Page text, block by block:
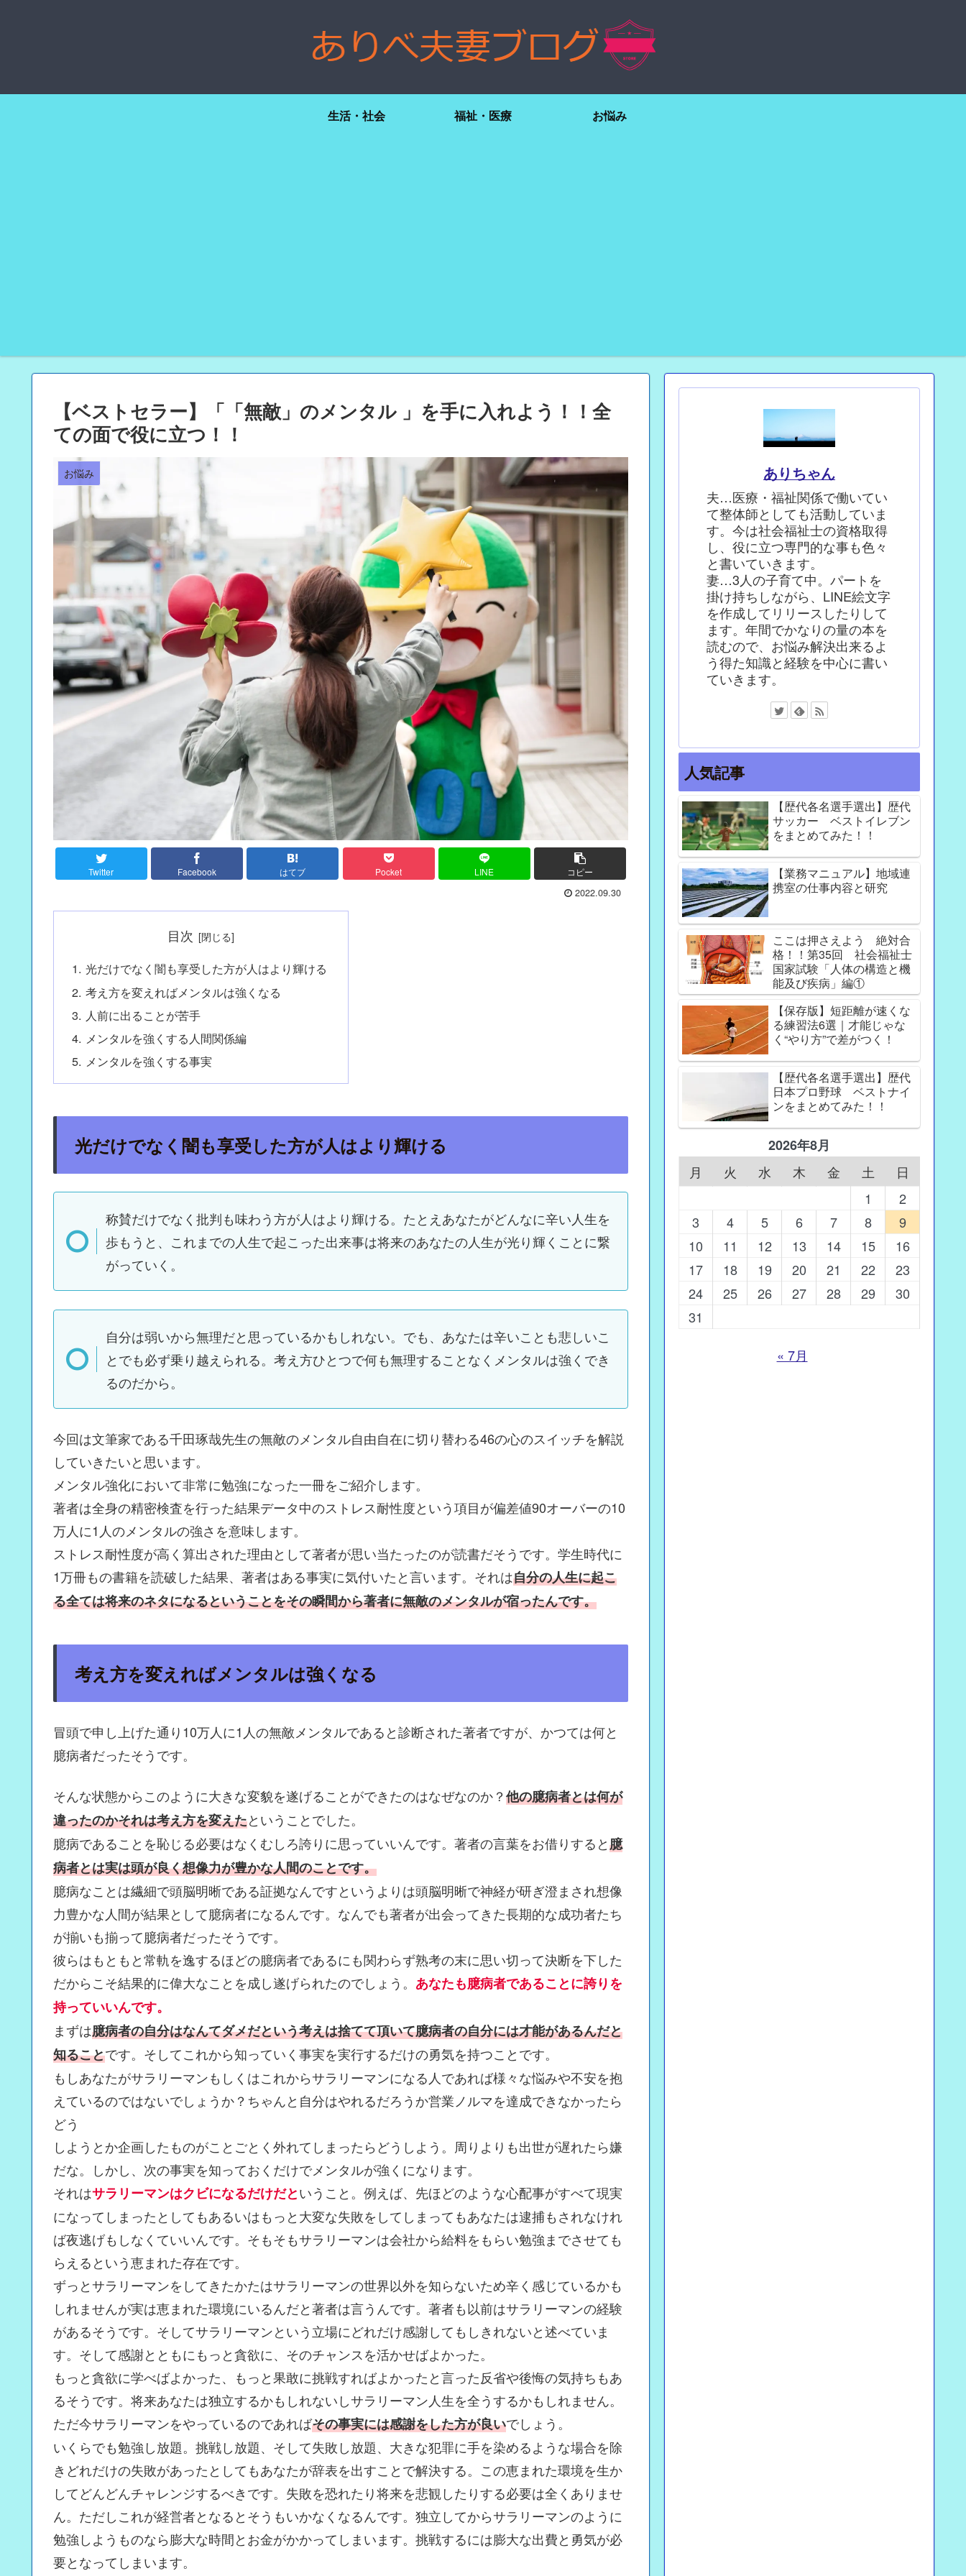
生活・社会 福祉・医療 お悩み
【ベストセラー】「「無敵」のメンタル 」を手に入れよう！！全
ての面で役に立つ！！
お悩み
Twitter Facebook はてブ Pocket LINE コピー
2022.09.30
目次
光だけでなく闇も享受した方が人はより輝ける
考え方を変えればメンタルは強くなる
人前に出ることが苦手
メンタルを強くする人間関係編
メンタルを強くする事実
光だけでなく闇も享受した方が人はより輝ける
称賛だけでなく批判も味わう方が人はより輝ける。たとえあなたがどんなに辛い人生を
歩もうと、これまでの人生で起こった出来事は将来のあなたの人生が光り輝くことに繋
がっていく。
自分は弱いから無理だと思っているかもしれない。でも、あなたは辛いことも悲しいこ
とでも必ず乗り越えられる。考え方ひとつで何も無理することなくメンタルは強くでき
るのだから。
今回は文筆家である千田琢哉先生の無敵のメンタル自由自在に切り替わる46の心のスイッチを解説
していきたいと思います。
メンタル強化において非常に勉強になった一冊をご紹介します。
著者は全身の精密検査を行った結果データ中のストレス耐性度という項目が偏差値90オーバーの10
万人に1人のメンタルの強さを意味します。
ストレス耐性度が高く算出された理由として著者が思い当たったのが読書だそうです。学生時代に
1万冊もの書籍を読破した結果、著者はある事実に気付いたと言います。それは自分の人生に起こ
る全ては将来のネタになるということをその瞬間から著者に無敵のメンタルが宿ったんです。
考え方を変えればメンタルは強くなる
冒頭で申し上げた通り10万人に1人の無敵メンタルであると診断された著者ですが、かつては何と
臆病者だったそうです。
そんな状態からこのように大きな変貌を遂げることができたのはなぜなのか？他の臆病者とは何が
違ったのかそれは考え方を変えたということでした。
臆病であることを恥じる必要はなくむしろ誇りに思っていいんです。著者の言葉をお借りすると臆
病者とは実は頭が良く想像力が豊かな人間のことです。
臆病なことは繊細で頭脳明晰である証拠なんですというよりは頭脳明晰で神経が研ぎ澄まされ想像
力豊かな人間が結果として臆病者になるんです。なんでも著者が出会ってきた長期的な成功者たち
が揃いも揃って臆病者だったそうです。
彼らはもともと常軌を逸するほどの臆病者であるにも関わらず熟考の末に思い切って決断を下した
だからこそ結果的に偉大なことを成し遂げられたのでしょう。 あなたも臆病者であることに誇りを
持っていいんです。
まずは臆病者の自分はなんてダメだという考えは捨てて頂いて臆病者の自分には才能があるんだと
知ることです。そしてこれから知っていく事実を実行するだけの勇気を持つことです。
もしあなたがサラリーマンもしくはこれからサラリーマンになる人であれば様々な悩みや不安を抱
えているのではないでしょうか？ちゃんと自分はやれるだろうか営業ノルマを達成できなかったら
どう
しようとか企画したものがことごとく外れてしまったらどうしよう。周りよりも出世が遅れたら嫌
だな。しかし、次の事実を知っておくだけでメンタルが強くになります。
それはサラリーマンはクビになるだけだということ。例えば、先ほどのような心配事がすべて現実
になってしまったとしてもあるいはもっと大変な失敗をしてしまってもあなたは逮捕もされなけれ
ば夜逃げもしなくていいんです。そもそもサラリーマンは会社から給料をもらい勉強までさせても
らえるという恵まれた存在です。
ずっとサラリーマンをしてきたかたはサラリーマンの世界以外を知らないため辛く感じているかも
しれませんが実は恵まれた環境にいるんだと著者は言うんです。著者も以前はサラリーマンの経験
があるそうです。そしてサラリーマンという立場にどれだけ感謝してもしきれないと述べていま
す。そして感謝とともにもっと貪欲に、そのチャンスを活かせばよかった。
もっと貪欲に学べばよかった、もっと果敢に挑戦すればよかったと言った反省や後悔の気持ちもあ
るそうです。将来あなたは独立するかもしれないしサラリーマン人生を全うするかもしれません。
ただ今サラリーマンをやっているのであればその事実には感謝をした方が良いでしょう。
いくらでも勉強し放題。挑戦し放題、そして失敗し放題、大きな犯罪に手を染めるような場合を除
きどれだけの失敗があったとしてもあなたが辞表を出すことで解決する。この恵まれた環境を生か
してどんどんチャレンジするべきです。失敗を恐れたり将来を悲観したりする必要は全くありませ
ん。ただしこれが経営者となるとそうもいかなくなるんです。独立してからサラリーマンのように
勉強しようものなら膨大な時間とお金がかかってしまいます。挑戦するには膨大な出費と勇気が必
要となってしまいます。
ありちゃん
夫…医療・福祉関係で働いてい
て整体師としても活動していま
す。今は社会福祉士の資格取得
し、役に立つ専門的な事も色々
と書いていきます。
妻…3人の子育て中。パートを
掛け持ちしながら、LINE絵文字
を作成してリリースしたりして
ます。年間でかなりの量の本を
読むので、お悩み解決出来るよ
う得た知識と経験を中心に書い
ていきます。
人気記事
【歴代各名選手選出】歴代
サッカー ベストイレブン
をまとめてみた！！
【業務マニュアル】地域連
携室の仕事内容と研究
ここは押さえよう 絶対合
格！！第35回 社会福祉士
国家試験「人体の構造と機
能及び疾病」編①
【保存版】短距離が速くな
る練習法6選｜才能じゃな
く“やり方”で差がつく！
【歴代各名選手選出】歴代
日本プロ野球 ベストナイ
ンをまとめてみた！！
2026年8月
月
火 水 木 金 土
日
1
2
3
4 5 6 7 8
9
10
11 12 13 14 15
16
17
18 19 20 21 22
23
24
25 26 27 28 29
30
31
« 7月